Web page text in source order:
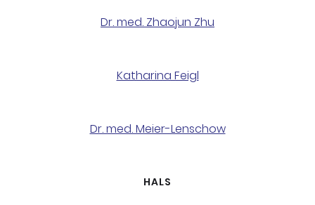
Dr. med. Zhaojun Zhu
Katharina Feigl
Dr. med. Meier-Lenschow
HALS